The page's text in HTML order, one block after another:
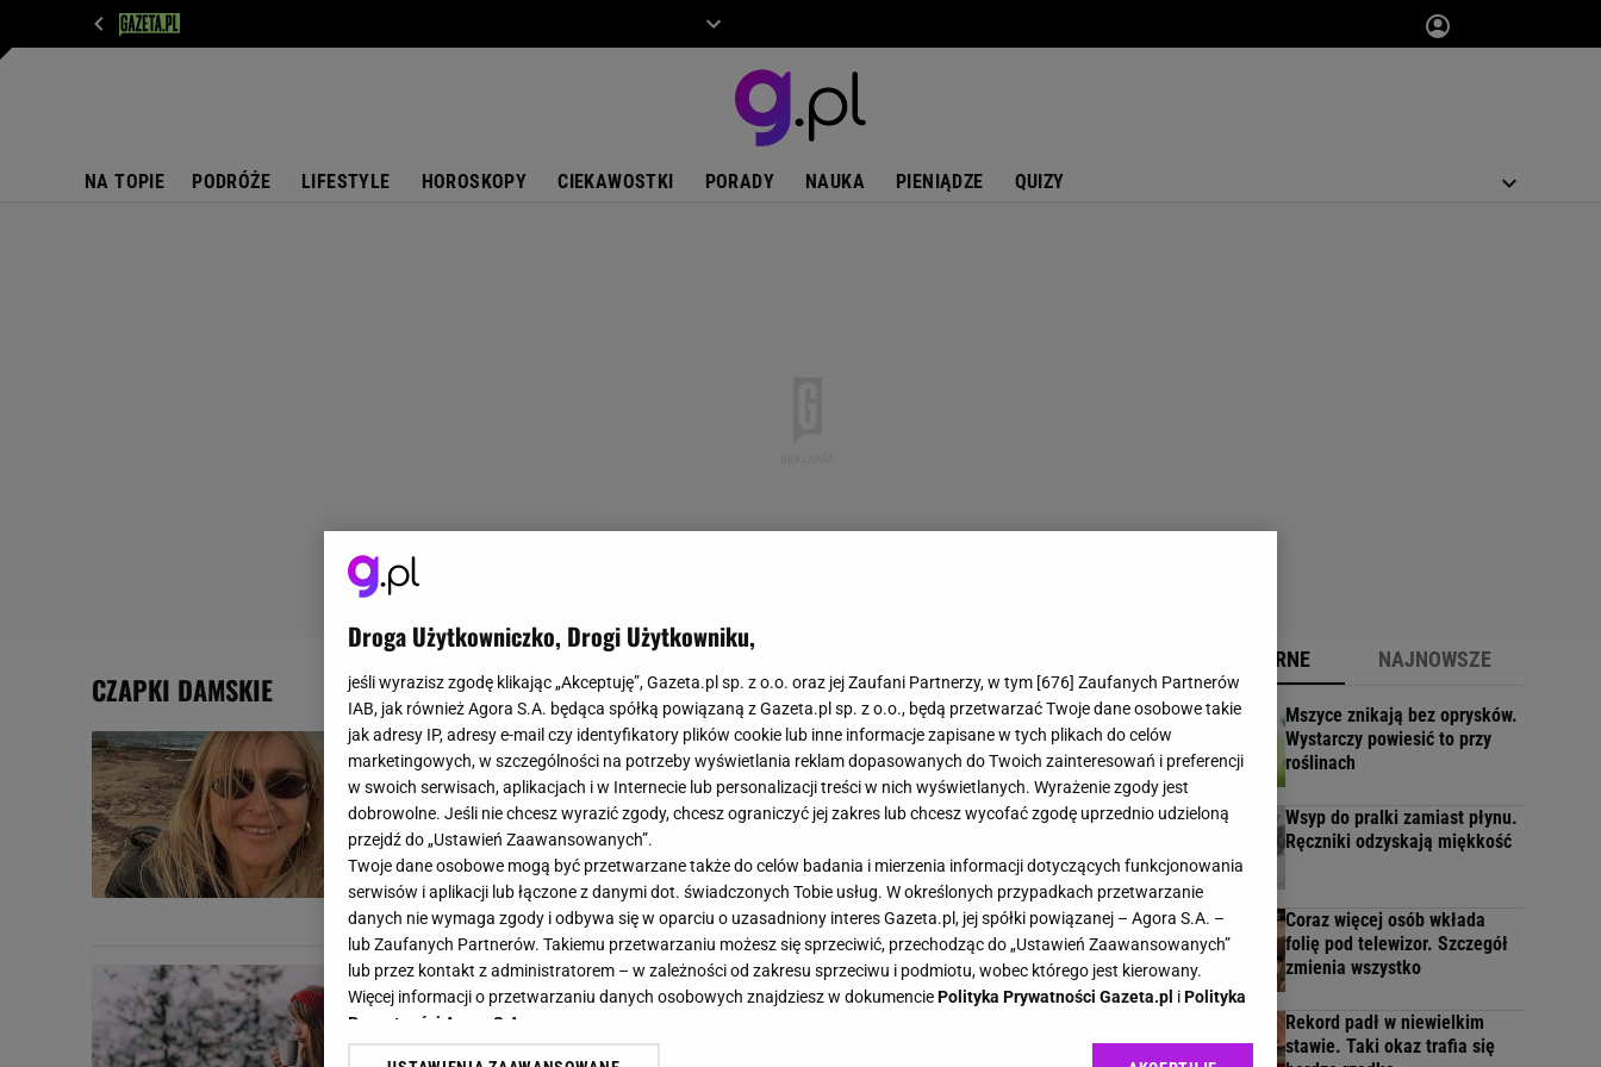
NA TOPIE PODRÓŻE LIFESTYLE HOROSKOPY CIEKAWOSTKI PORADY NAUKA PIENIĄDZE QUIZY
CZAPKI DAMSKIE
Monika Olejnik pokazała, jak wyglądać młodo i stylowo.
Dziennikarka postawiła akcent na ten szczegół
Jeżeli zastanawiasz się, co można by było dobrać do płaszcza, by wyglądać
młodo i nowocześnie, to weź przykład z Moniki Olejnik, która elegancką
stylizację...
CIEPŁE CZAPKI CZAPKA CZAPKI DAMSKIE CZAPKI NA ZIMĘ
Najmodniejszy dodatek do zimowych stylizacji, który sprawi, że
zapomnisz o czapce. Teraz tak się nosi
W tym sezonie zamiast na czpkę stawiamy na ten modny dodatek. Chroni przed
POPULARNE NAJNOWSZE
Mszyce znikają bez oprysków.
Wystarczy powiesić to przy
roślinach
Wsyp do pralki zamiast płynu.
Ręczniki odzyskają miękkość
Coraz więcej osób wkłada
folię pod telewizor. Szczegół
zmienia wszystko
Rekord padł w niewielkim
stawie. Taki okaz trafia się
Droga Użytkowniczko, Drogi Użytkowniku,
jeśli wyrazisz zgodę klikając „Akceptuję”, Gazeta.pl sp. z o.o. oraz jej Zaufani Partnerzy, w tym [676] Zaufanych Partnerów
IAB, jak również Agora S.A. będąca spółką powiązaną z Gazeta.pl sp. z o.o., będą przetwarzać Twoje dane osobowe takie
jak adresy IP, adresy e-mail czy identyfikatory plików cookie lub inne informacje zapisane w tych plikach do celów
marketingowych, w szczególności na potrzeby wyświetlania reklam dopasowanych do Twoich zainteresowań i preferencji
w swoich serwisach, aplikacjach i w Internecie lub personalizacji treści w nich wyświetlanych. Wyrażenie zgody jest
dobrowolne. Jeśli nie chcesz wyrazić zgody, chcesz ograniczyć jej zakres lub chcesz wycofać zgodę uprzednio udzieloną
przejdź do „Ustawień Zaawansowanych”.
Twoje dane osobowe mogą być przetwarzane także do celów badania i mierzenia informacji dotyczących funkcjonowania
serwisów i aplikacji lub łączone z danymi dot. świadczonych Tobie usług. W określonych przypadkach przetwarzanie
danych nie wymaga zgody i odbywa się w oparciu o uzasadniony interes Gazeta.pl, jej spółki powiązanej – Agora S.A. –
lub Zaufanych Partnerów. Takiemu przetwarzaniu możesz się sprzeciwić, przechodząc do „Ustawień Zaawansowanych”
lub przez kontakt z administratorem – w zależności od zakresu sprzeciwu i podmiotu, wobec którego jest kierowany.
Więcej informacji o przetwarzaniu danych osobowych znajdziesz w dokumenciePolityka Prywatności Gazeta.pl iPolityka
Prywatności Agora S.A.